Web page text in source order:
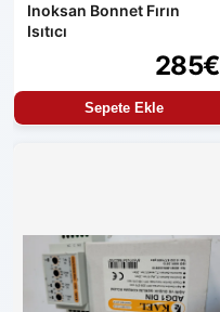
Inoksan Bonnet Fırın
Isıtıcı
285€
Sepete Ekle